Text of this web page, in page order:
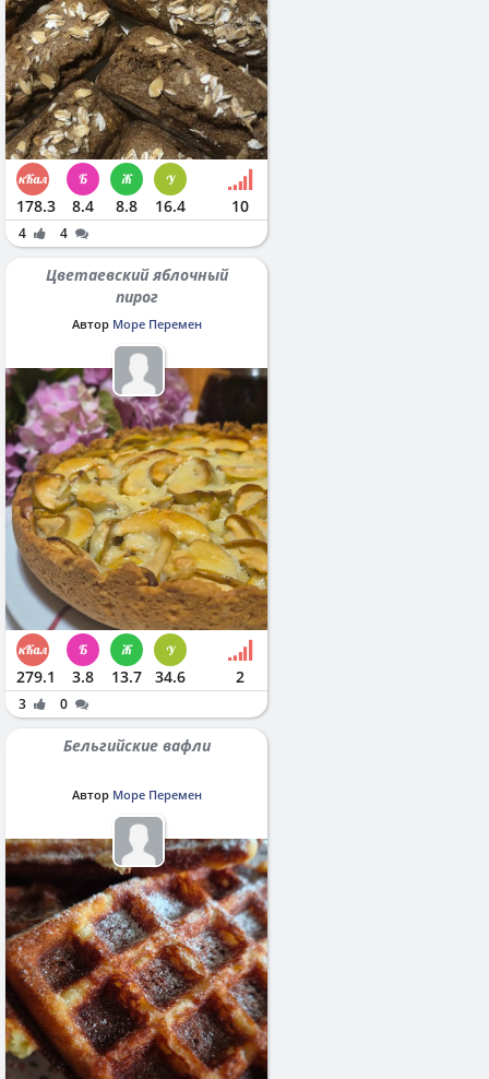
178.3 8.4 8.8 16.4 10
4 4
Цветаевский яблочный
пирог
Автор Море Перемен
279.1 3.8 13.7 34.6 2
3 0
Бельгийские вафли
Автор Море Перемен